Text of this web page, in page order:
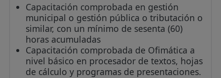
Capacitación comprobada en gestión
municipal o gestión pública o tributación o
similar, con un mínimo de sesenta (60)
horas acumuladas
Capacitación comprobada de Ofimática a
nivel básico en procesador de textos, hojas
de cálculo y programas de presentaciones.